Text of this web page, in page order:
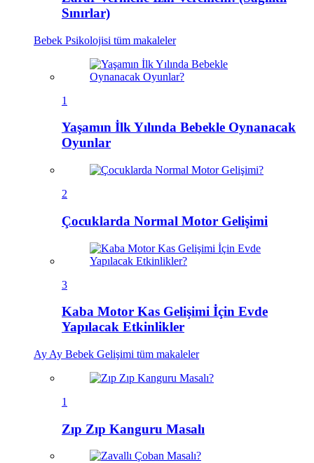
Sınırlar)
Bebek Psikolojisi tüm makaleler
1
Yaşamın İlk Yılında Bebekle Oynanacak
Oyunlar
2
Çocuklarda Normal Motor Gelişimi
3
Kaba Motor Kas Gelişimi İçin Evde
Yapılacak Etkinlikler
Ay Ay Bebek Gelişimi tüm makaleler
1
Zıp Zıp Kanguru Masalı